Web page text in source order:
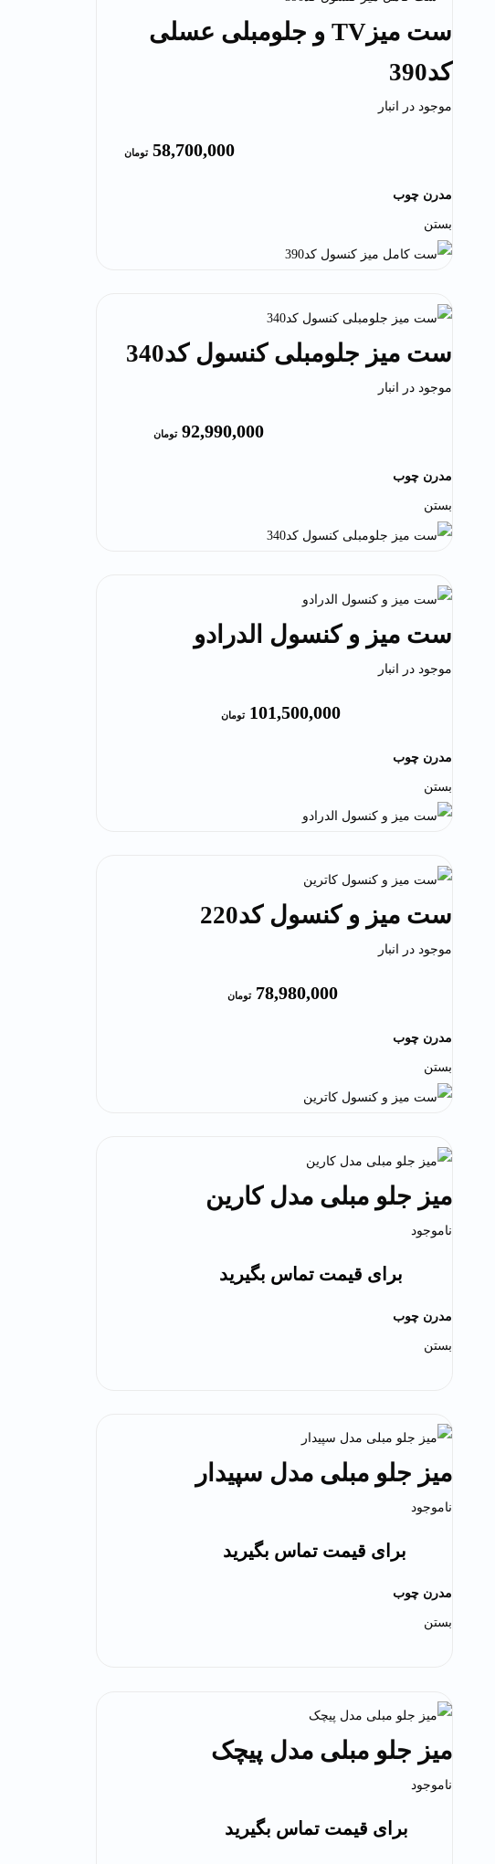
ست میزTV و جلومبلی عسلی
کد390
موجود در انبار
58,700,000 تومان
مدرن چوب
بستن
ست میز جلومبلی کنسول کد340
موجود در انبار
92,990,000 تومان
مدرن چوب
بستن
ست میز و کنسول الدرادو
موجود در انبار
101,500,000 تومان
مدرن چوب
بستن
ست میز و کنسول کد220
موجود در انبار
78,980,000 تومان
مدرن چوب
بستن
میز جلو مبلی مدل کارین
ناموجود
برای قیمت تماس بگیرید
مدرن چوب
بستن
میز جلو مبلی مدل سپیدار
ناموجود
برای قیمت تماس بگیرید
مدرن چوب
بستن
میز جلو مبلی مدل پیچک
ناموجود
برای قیمت تماس بگیرید